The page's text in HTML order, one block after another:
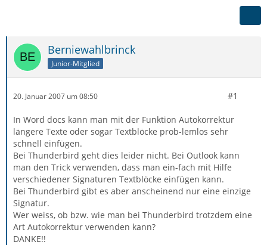
Berniewahlbrinck
Junior-Mitglied
20. Januar 2007 um 08:50 #1
In Word docs kann man mit der Funktion Autokorrektur
längere Texte oder sogar Textblöcke prob-lemlos sehr
schnell einfügen.
Bei Thunderbird geht dies leider nicht. Bei Outlook kann
man den Trick verwenden, dass man ein-fach mit Hilfe
verschiedener Signaturen Textblöcke einfügen kann.
Bei Thunderbird gibt es aber anscheinend nur eine einzige
Signatur.
Wer weiss, ob bzw. wie man bei Thunderbird trotzdem eine
Art Autokorrektur verwenden kann?
DANKE!!